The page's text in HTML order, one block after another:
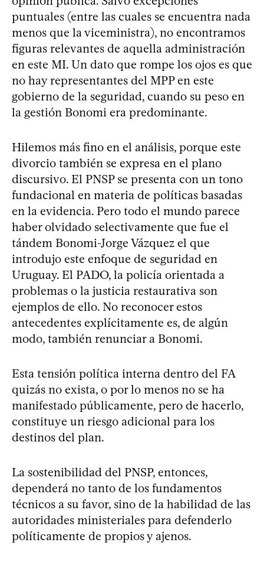
puntuales (entre las cuales se encuentra nada
menos que la viceministra), no encontramos
figuras relevantes de aquella administración
en este MI. Un dato que rompe los ojos es que
no hay representantes del MPP en este
gobierno de la seguridad, cuando su peso en
la gestión Bonomi era predominante.
Hilemos más fino en el análisis, porque este
divorcio también se expresa en el plano
discursivo. El PNSP se presenta con un tono
fundacional en materia de políticas basadas
en la evidencia. Pero todo el mundo parece
haber olvidado selectivamente que fue el
tándem Bonomi-Jorge Vázquez el que
introdujo este enfoque de seguridad en
Uruguay. El PADO, la policía orientada a
problemas o la justicia restaurativa son
ejemplos de ello. No reconocer estos
antecedentes explícitamente es, de algún
modo, también renunciar a Bonomi.
Esta tensión política interna dentro del FA
quizás no exista, o por lo menos no se ha
manifestado públicamente, pero de hacerlo,
constituye un riesgo adicional para los
destinos del plan.
La sostenibilidad del PNSP, entonces,
dependerá no tanto de los fundamentos
técnicos a su favor, sino de la habilidad de las
autoridades ministeriales para defenderlo
políticamente de propios y ajenos.